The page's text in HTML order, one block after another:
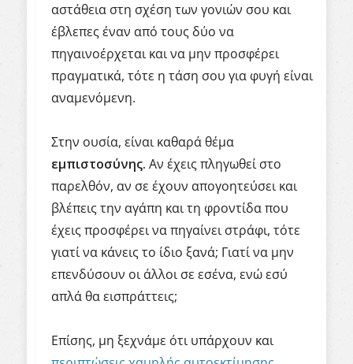
αστάθεια στη σχέση των γονιών σου και
έβλεπες έναν από τους δύο να
πηγαινοέρχεται και να μην προσφέρει
πραγματικά, τότε η τάση σου για φυγή είναι
αναμενόμενη.
Στην ουσία, είναι καθαρά θέμα
εμπιστοσύνης. Αν έχεις πληγωθεί στο
παρελθόν, αν σε έχουν απογοητεύσει και
βλέπεις την αγάπη και τη φροντίδα που
έχεις προσφέρει να πηγαίνει στράφι, τότε
γιατί να κάνεις το ίδιο ξανά; Γιατί να μην
επενδύσουν οι άλλοι σε εσένα, ενώ εσύ
απλά θα εισπράττεις;
Επίσης, μη ξεχνάμε ότι υπάρχουν και